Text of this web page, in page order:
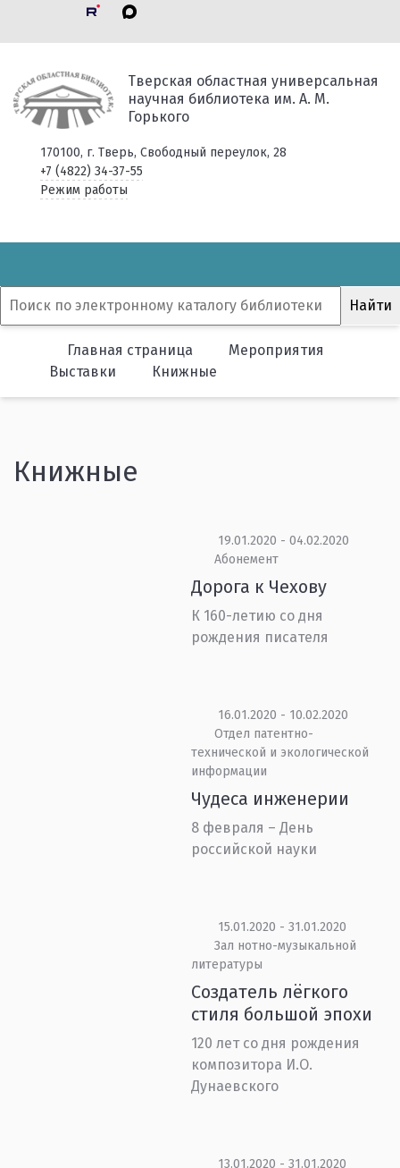
Тверская областная универсальная
научная библиотека им. А. М.
Горького
170100, г. Тверь, Свободный переулок, 28
+7 (4822) 34-37-55
Режим работы
Главная страница
Мероприятия
Выставки
Книжные
Книжные
19.01.2020 - 04.02.2020
Абонемент
Дорога к Чехову
К 160-летию со дня
рождения писателя
16.01.2020 - 10.02.2020
Отдел патентно-
технической и экологической
информации
Чудеса инженерии
8 февраля – День
российской науки
15.01.2020 - 31.01.2020
Зал нотно-музыкальной
литературы
Создатель лёгкого
стиля большой эпохи
120 лет со дня рождения
композитора И.О.
Дунаевского
13.01.2020 - 31.01.2020